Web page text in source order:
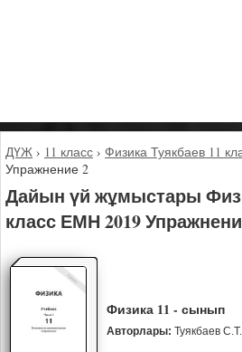
ДҮЖ › 11 класс › Физика Туякбаев 11
Упражнение 2
Дайын үй жұмыстары
класс ЕМН 2019
Физика 11 - сынып
Авторлары: Туякбаев С.Т.